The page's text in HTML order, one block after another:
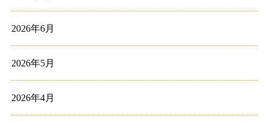
2026年6月
2026年5月
2026年4月